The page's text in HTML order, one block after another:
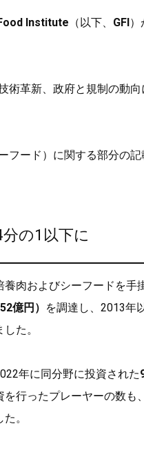
Institute （以下、 GFI
革新、政府と規制の動
フード）に関する部分の
の1以下に
養肉およびシーフードを手
億円） を調達し、2013年
した。
年に同分野に投資された
を行ったプレーヤーの数も
た。